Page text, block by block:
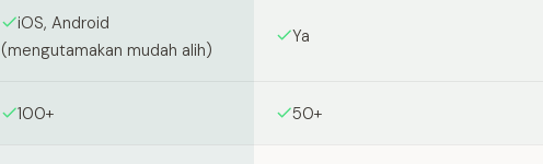
iOS, Android
(mengutamakan mudah alih)
Ya
100+ 50+